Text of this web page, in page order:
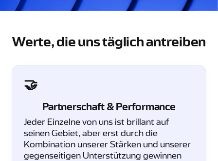
Werte, die uns täglich antreiben
🤝
Partnerschaft & Performance
Jeder Einzelne von uns ist brillant auf
seinen Gebiet, aber erst durch die
Kombination unserer Stärken und unserer
gegenseitigen Unterstützung gewinnen